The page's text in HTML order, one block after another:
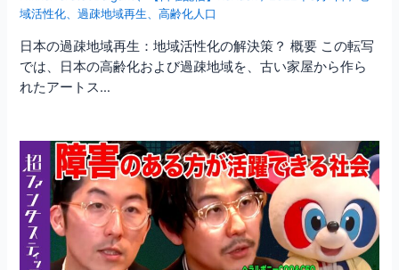
域活性化、過疎地域再生、高齢化人口
日本の過疎地域再生：地域活性化の解決策？ 概要 この転写
では、日本の高齢化および過疎地域を、古い家屋から作ら
れたアートス…